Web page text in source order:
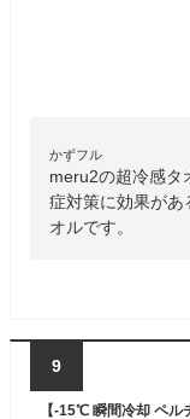
かずフル
meru2の超冷感タ
症対策に効果があ
オルです。
9